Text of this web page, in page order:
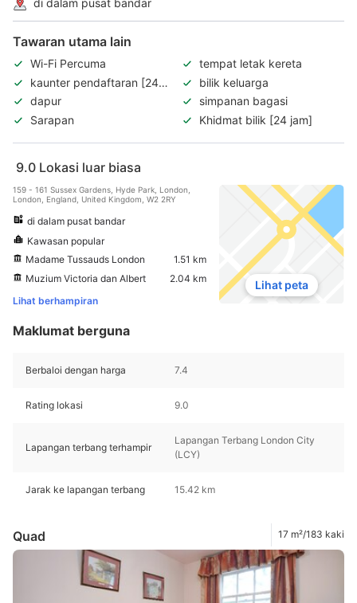
Tawaran utama lain
Wi-Fi Percuma
tempat letak kereta
kaunter pendaftaran [24
jam]
bilik keluarga
dapur
simpanan bagasi
Sarapan
Khidmat bilik [24 jam]
9.0 Lokasi luar biasa
159 - 161 Sussex Gardens, Hyde Park, London,
London, England, United Kingdom, W2 2RY
di dalam pusat bandar
Kawasan popular
Madame Tussauds London
1.51 km
Muzium Victoria dan Albert
2.04 km
Lihat berhampiran
Lihat peta
Maklumat berguna
Berbaloi dengan harga 7.4
Rating lokasi 9.0
Lapangan terbang terhampir
Lapangan Terbang London City
(LCY)
Jarak ke lapangan terbang 15.42 km
Quad 17 m²/183 kaki